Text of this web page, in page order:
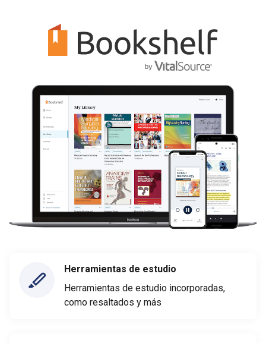
Herramientas de estudio
Herramientas de estudio incorporadas,
como resaltados y más